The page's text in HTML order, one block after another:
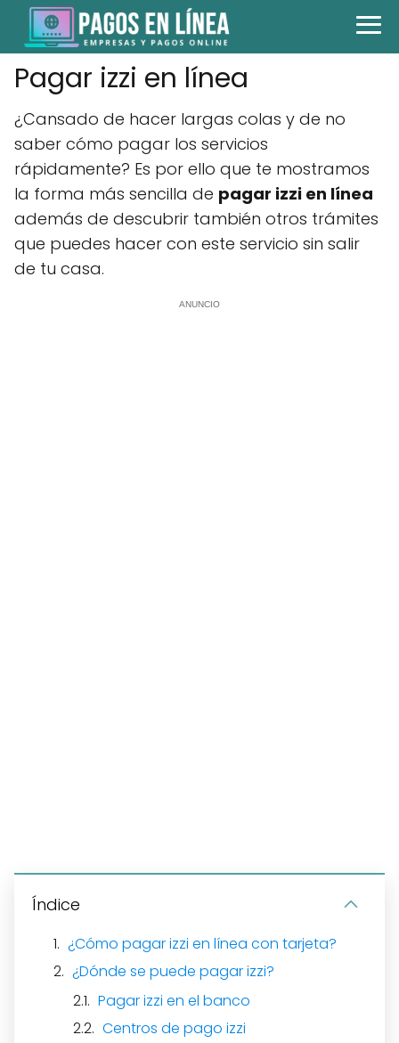
Pagar izzi en línea
¿Cansado de hacer largas colas y de no
saber cómo pagar los servicios
rápidamente? Es por ello que te mostramos
la forma más sencilla de pagar izzi en línea
además de descubrir también otros trámites
que puedes hacer con este servicio sin salir
de tu casa.
ANUNCIO
Índice
¿Cómo pagar izzi en línea con tarjeta?
¿Dónde se puede pagar izzi?
Pagar izzi en el banco
Centros de pago izzi